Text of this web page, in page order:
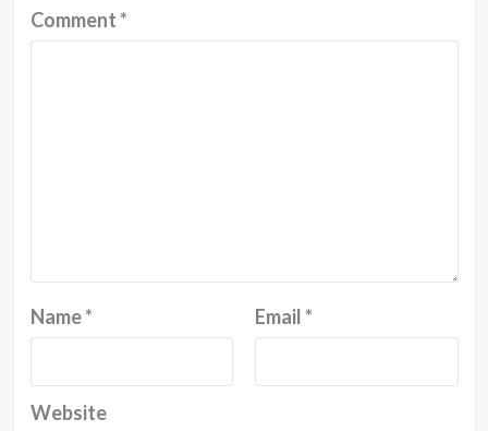
Comment*
Name* Email*
Website